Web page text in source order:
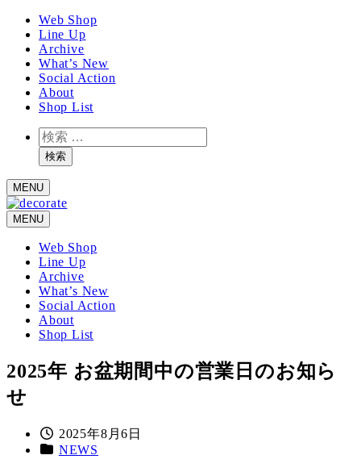
動
Web Shop
Line Up
Archive
What’s New
Social Action
About
Shop List
検
索検索
MENU
MENU
Web Shop
Line Up
Archive
What’s New
Social Action
About
Shop List
2025年 お盆期間中の営業日のお知ら
せ
投
稿
2025年8月6日
カ NEWS